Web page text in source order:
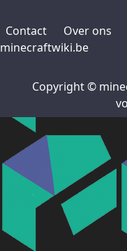
Contact Over ons
minecraftwiki.be
Copyright ©